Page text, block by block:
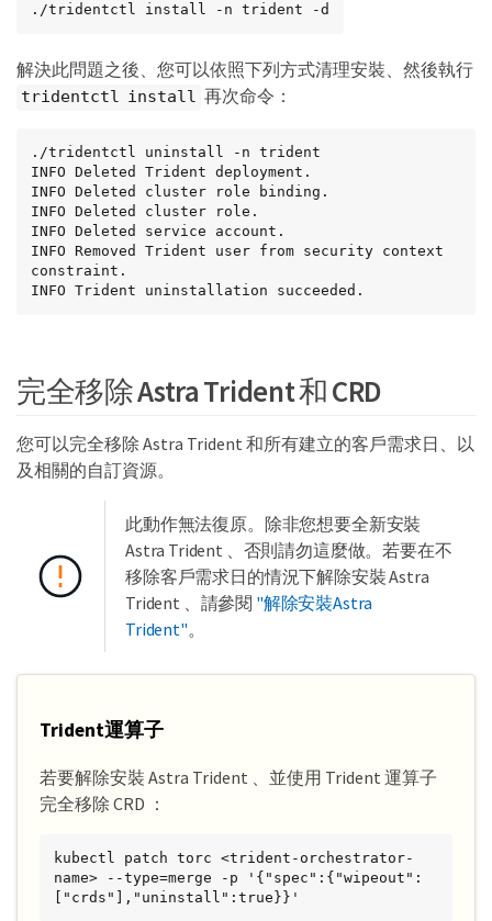
./tridentctl install -n trident -d
解決此問題之後、您可以依照下列方式清理安裝、然後執行
tridentctl install 再次命令：
./tridentctl uninstall -n trident
INFO Deleted Trident deployment.
INFO Deleted cluster role binding.
INFO Deleted cluster role.
INFO Deleted service account.
INFO Removed Trident user from security context
constraint.
INFO Trident uninstallation succeeded.
完全移除 Astra Trident 和 CRD
您可以完全移除 Astra Trident 和所有建立的客戶需求日、以
及相關的自訂資源。
此動作無法復原。除非您想要全新安裝
Astra Trident 、否則請勿這麼做。若要在不
移除客戶需求日的情況下解除安裝 Astra
Trident 、請參閱 "解除安裝Astra
Trident"。
Trident運算子
若要解除安裝 Astra Trident 、並使用 Trident 運算子
完全移除 CRD ：
kubectl patch torc <trident-orchestrator-
name> --type=merge -p '{"spec":{"wipeout":
["crds"],"uninstall":true}}'